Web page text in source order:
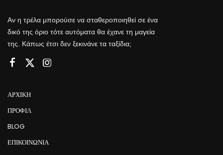
Αν η τρέλα μπορούσε να σταθεροποιηθεί σε ένα
δικό της όριο τότε αυτόματα θα έχανε τη μαγεία
της. Κάπως έτσι δεν ξεκινάνε τα ταξίδια;
ΑΡΧΙΚΉ
ΠΡΟΦΊΛ
BLOG
ΕΠΙΚΟΙΝΩΝΊΑ